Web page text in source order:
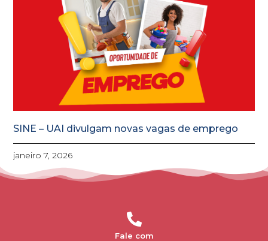
SINE – UAI divulgam novas vagas de emprego
janeiro 7, 2026
Fale com